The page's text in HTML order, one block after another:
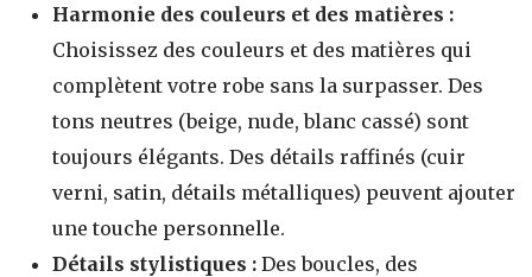
Harmonie des couleurs et des matières :
Choisissez des couleurs et des matières qui
complètent votre robe sans la surpasser. Des
tons neutres (beige, nude, blanc cassé) sont
toujours élégants. Des détails raffinés (cuir
verni, satin, détails métalliques) peuvent ajouter
une touche personnelle.
Détails stylistiques : Des boucles, des